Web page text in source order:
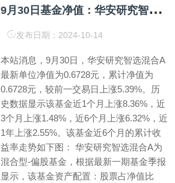
9
月30日基金净值：华安研究智选混合A最新净值0.6728，涨5.39%
发布日期：2024-10-14
本站消息，9月30日，华安研究智选混合A
最新单位净值为0.6728元，累计净值为
0.6728元，较前一交易日上涨5.39%。历
史数据显示该基金近1个月上涨8.36%，近
3个月上涨1.48%，近6个月上涨6.32%，近
1年上涨2.55%。该基金近6个月的累计收
益率走势如下图： 华安研究智选混合A为
混合型-偏股基金，根据最新一期基金季报
显示，该基金资产配置：股票占净值比